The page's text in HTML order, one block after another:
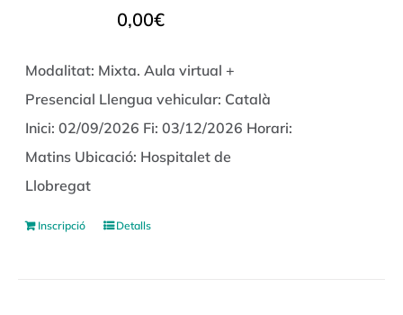
0,00€
Modalitat: Mixta. Aula virtual +
Presencial Llengua vehicular: Català
Inici: 02/09/2026 Fi: 03/12/2026 Horari:
Matins Ubicació: Hospitalet de
Llobregat
Inscripció Detalls